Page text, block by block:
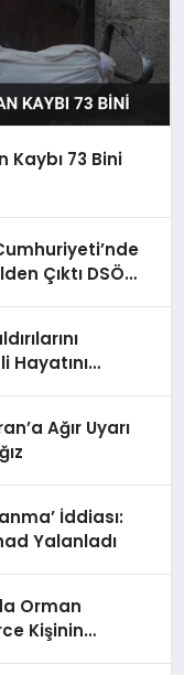
Kaybı 73 Bini
Çıktı DSÖ
Hayatını
Ağır Uyarı
İddiası:
Yalanladı
Orman
Kişinin